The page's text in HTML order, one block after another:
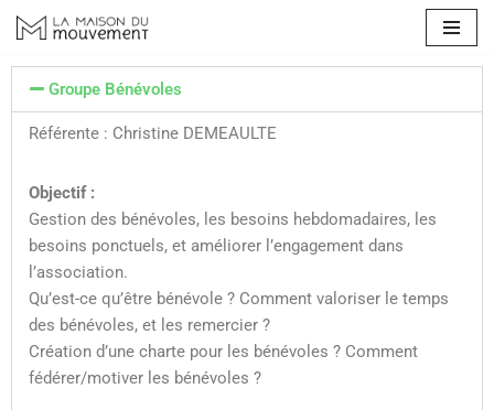
au
contenu
Groupe Bénévoles
Référente : Christine DEMEAULTE
Objectif :
Gestion des bénévoles, les besoins hebdomadaires, les
besoins ponctuels, et améliorer l’engagement dans
l’association.
Qu’est-ce qu’être bénévole ? Comment valoriser le temps
des bénévoles, et les remercier ?
Création d’une charte pour les bénévoles ? Comment
fédérer/motiver les bénévoles ?